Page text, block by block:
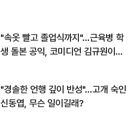
"속옷 빨고 졸업식까지"…근육병 학
생 돌본 공익, 코미디언 김규원이었
"경솔한 언행 깊이 반성"…고개 숙인
신동엽, 무슨 일이길래?